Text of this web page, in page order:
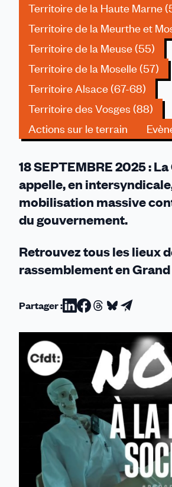
Territoire de la Haute Marne
Territoire de la Meurthe et
Territoire de la Meuse (55)
Territoire de la Moselle (57)
Territoire Alsace (67-68)
Territoire des Vosges (88)
Actions sur le terrain
18 SEPTEMBRE 2025 :
appelle, en
mobilisation massive
du gouvernement.
Retrouvez tous les lieux
rassemblement en
Partager :Partager
sur
Linkedin
Partager
sur
Facebook
Partager
sur
Threads
Partager
sur
Bluesky
Partager
par
email